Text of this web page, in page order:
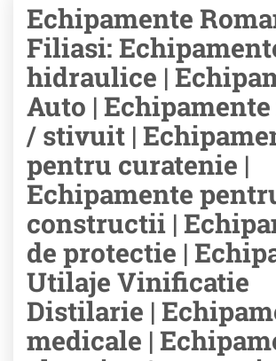
Echipamente
Filiasi:
hidraulice |
Auto |
/ stivuit |
pentru curatenie |
Echipamente
constructii |
de protectie |
Utilaje Vinificatie
Distilarie |
medicale |